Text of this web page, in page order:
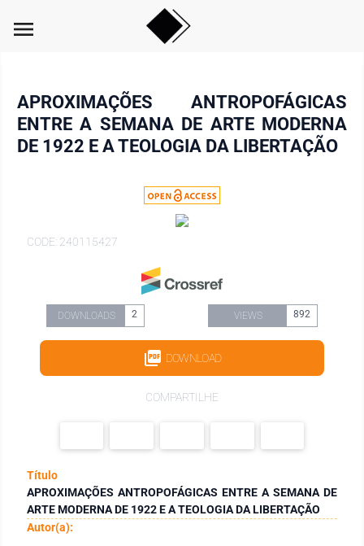
menu
APROXIMAÇÕES ANTROPOFÁGICAS
ENTRE A SEMANA DE ARTE MODERNA
DE 1922 E A TEOLOGIA DA LIBERTAÇÃO
CODE: 240115427
DOWNLOADS 2 VIEWS 892
DOWNLOAD
COMPARTILHE
Título
APROXIMAÇÕES ANTROPOFÁGICAS ENTRE A SEMANA DE
ARTE MODERNA DE 1922 E A TEOLOGIA DA LIBERTAÇÃO
Autor(a):